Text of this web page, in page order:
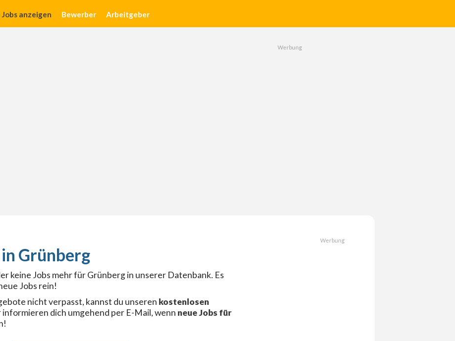
Jobs anzeigen Bewerber Arbeitgeber
Grünberg
keine Jobs mehr für Grünberg in unserer Datenbank. Es
Jobs rein!
nicht verpasst, kannst du unseren kostenlosen
dich umgehend per E-Mail, wenn neue Jobs für